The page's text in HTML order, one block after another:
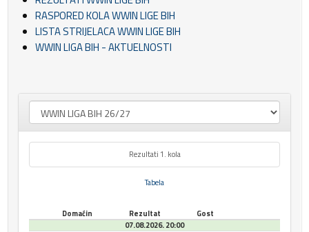
RASPORED KOLA WWIN LIGE BIH
LISTA STRIJELACA WWIN LIGE BIH
WWIN LIGA BIH - AKTUELNOSTI
Rezultati 1. kola
Tabela
Domaćin Rezultat
Gost
07.08.2026. 20:00